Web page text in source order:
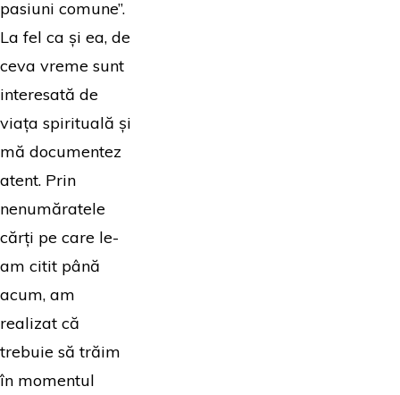
pasiuni comune”.
La fel ca și ea, de
ceva vreme sunt
interesată de
viața spirituală și
mă documentez
atent. Prin
nenumăratele
cărți pe care le-
am citit până
acum, am
realizat că
trebuie să trăim
în momentul